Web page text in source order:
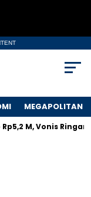
MEGAPOLITAN
M, Vonis Ringan